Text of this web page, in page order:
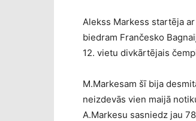
Alekss Markess startēja
biedram Frančesko
12. vietu divkārtējais
M.Markesam šī bija
neizdevās vien maijā
A.Markesu sasniedz jau